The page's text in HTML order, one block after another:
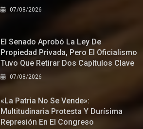
07/08/2026
El Senado Aprobó La Ley De
Propiedad Privada, Pero El Oficialismo
Tuvo Que Retirar Dos Capítulos Clave
07/08/2026
«La Patria No Se Vende»:
Multitudinaria Protesta Y Durísima
Represión En El Congreso